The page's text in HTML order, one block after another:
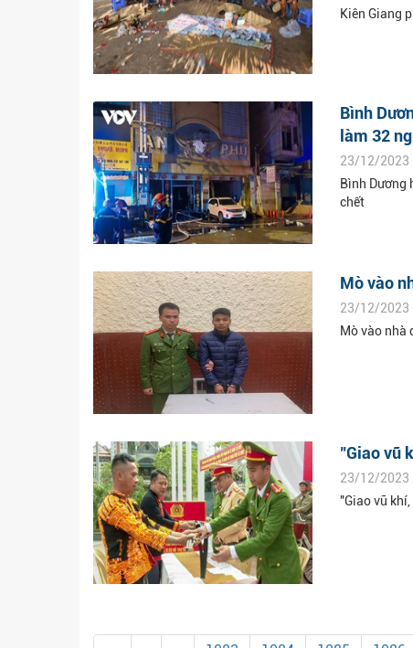
Kiên Giang
Bình
làm 32
23/12/2023
Bình Dương
chết
Mò vào
23/12/2023
Mò vào nhà
"Giao vũ
23/12/2023
"Giao vũ